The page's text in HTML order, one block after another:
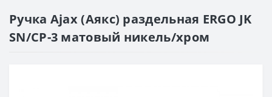
Ручка Ajax (Аякс) раздельная ERGO JK
SN/CP-3 матовый никель/хром